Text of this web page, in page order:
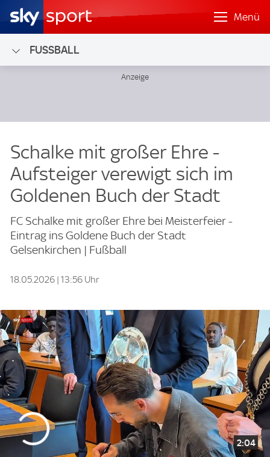
Menü
FUSSBALL
Schalke mit großer Ehre -
Aufsteiger verewigt sich im
Goldenen Buch der Stadt
FC Schalke mit großer Ehre bei Meisterfeier -
Eintrag ins Goldene Buch der Stadt
Gelsenkirchen | Fußball
18.05.2026 | 13:56 Uhr
2:04